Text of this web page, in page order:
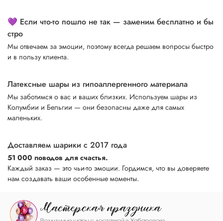
💜 Если что-то пошло не так — заменим бесплатно и бы
стро
Мы отвечаем за эмоции, поэтому всегда решаем вопросы быстро
и в пользу клиента.
Латексные шары из гипоаллергенного материала
Мы заботимся о вас и ваших близких. Используем шары из
Колумбии и Бельгии — они безопасны даже для самых
маленьких.
Доставляем шарики с 2017 года
51 000 поводов для счастья.
Каждый заказ — это чьи-то эмоции. Гордимся, что вы доверяете
нам создавать ваши особенные моменты.